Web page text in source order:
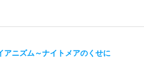
アニズム～ナイトメアのくせに